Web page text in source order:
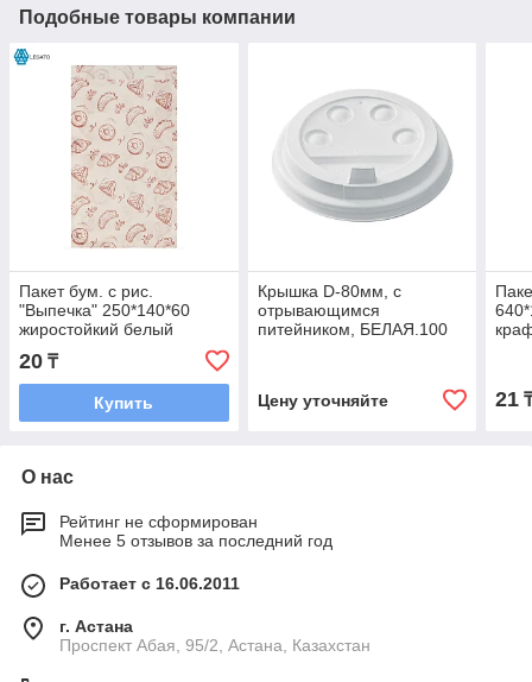
Подобные товары компании
Пакет бум. с рис.
"Выпечка" 250*140*60
жиростойкий белый
100шт/упак. 2500шт/кор.
20 ₸
Купить
Крышка D-80мм, с
отрывающимся
питейником, БЕЛАЯ.100
Цену уточняйте 21
О нас
Рейтинг не сформирован
Менее 5 отзывов за последний год
Работает с 16.06.2011
г. Астана
​Проспект Абая, 95/2, Астана, Казахстан